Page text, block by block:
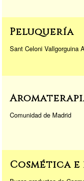
Peluquería
Sant Celoni Vallgorguina
Comunidad de Madrid
Cosmética